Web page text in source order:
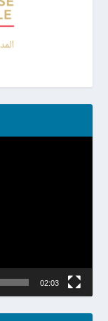
02:03